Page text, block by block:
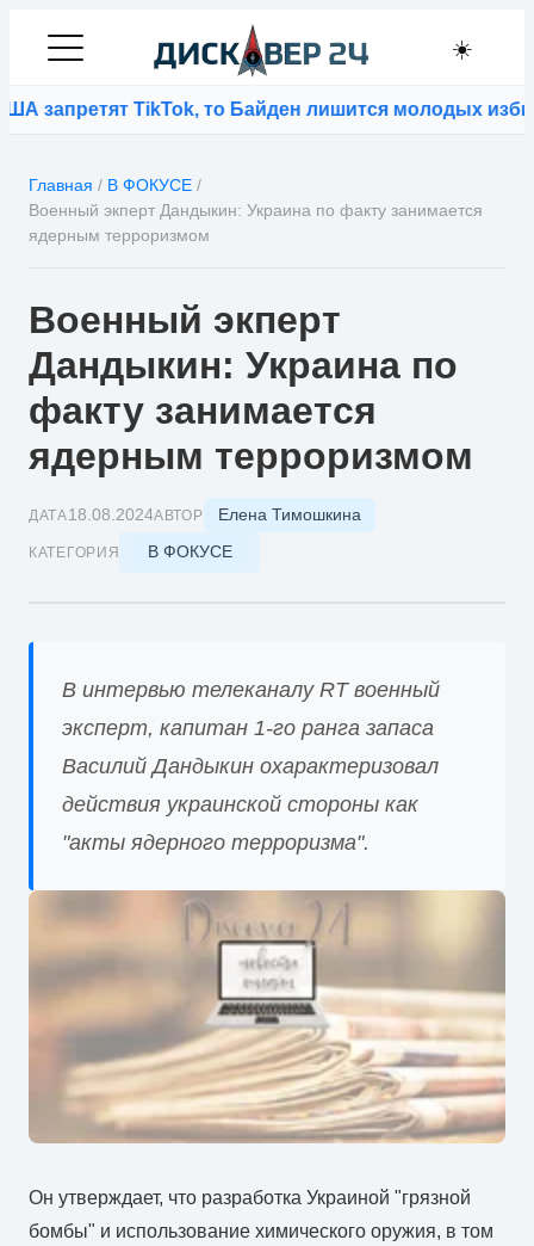
☀️
TikTok, то Байден лишится молодых
Главная / В ФОКУСЕ /
Военный экперт Дандыкин: Украина по факту занимается
ядерным терроризмом
Военный экперт
Дандыкин: Украина по
факту занимается
ядерным терроризмом
ДАТА18.08.2024АВТОР Елена Тимошкина
КАТЕГОРИЯ В ФОКУСЕ
В интервью телеканалу RT военный
эксперт, капитан 1-го ранга запаса
Василий Дандыкин охарактеризовал
действия украинской стороны как
"акты ядерного терроризма".
Он утверждает, что разработка Украиной "грязной
бомбы" и использование химического оружия, в том